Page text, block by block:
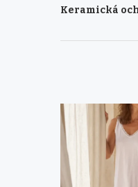
Keramická